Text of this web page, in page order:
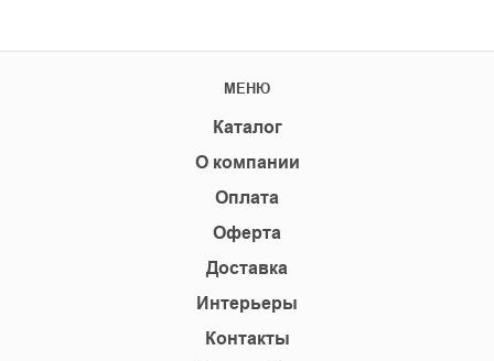
МЕНЮ
Каталог
О компании
Оплата
Оферта
Доставка
Интерьеры
Контакты